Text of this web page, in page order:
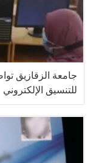
جامعة الزقازيق
للتنسيق الإلكتروني